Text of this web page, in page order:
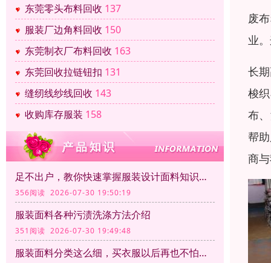
东莞零头布料回收 137
服装厂边角料回收 150
东莞制衣厂布料回收 163
东莞回收拉链钮扣 131
缝纫线纱线回收 143
收购库存服装 158
足不出户，教你快速掌握服装设计面料知识大全
356阅读 2026-07-30 19:50:19
服装面料各种污渍洗涤方法介绍
351阅读 2026-07-30 19:49:48
服装面料分类这么细，买衣服以后再也不怕被坑了
废
业
长
梭
布
帮
商